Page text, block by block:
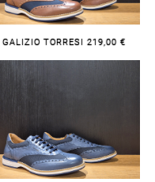
GALIZIO TORRESI 219,00 €